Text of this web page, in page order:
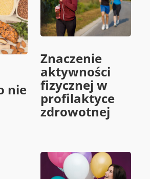
nie
Znaczenie
aktywności
fizycznej w
profilaktyce
zdrowotnej